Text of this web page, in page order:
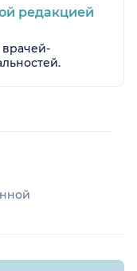
редакцией